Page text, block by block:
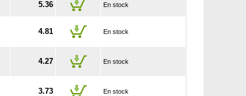
5.36 En stock
4.81 En stock
4.27 En stock
3.73 En stock